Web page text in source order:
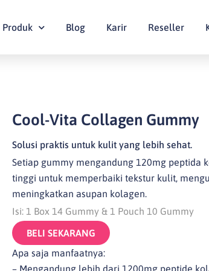
Produk Blog Karir Reseller
Cool-Vita Collagen Gummy
Solusi praktis untuk kulit yang lebih sehat.
Setiap gummy mengandung 120mg peptida
tinggi untuk memperbaiki tekstur kulit,
meningkatkan asupan kolagen.
Isi: 1 Box 14 Gummy & 1 Pouch 10 Gummy
BELI SEKARANG
Apa saja manfaatnya:
– Mengandung lebih dari 1200mg peptide